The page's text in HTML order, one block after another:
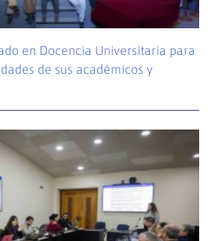
en Docencia Universitaria para
de sus académicos y